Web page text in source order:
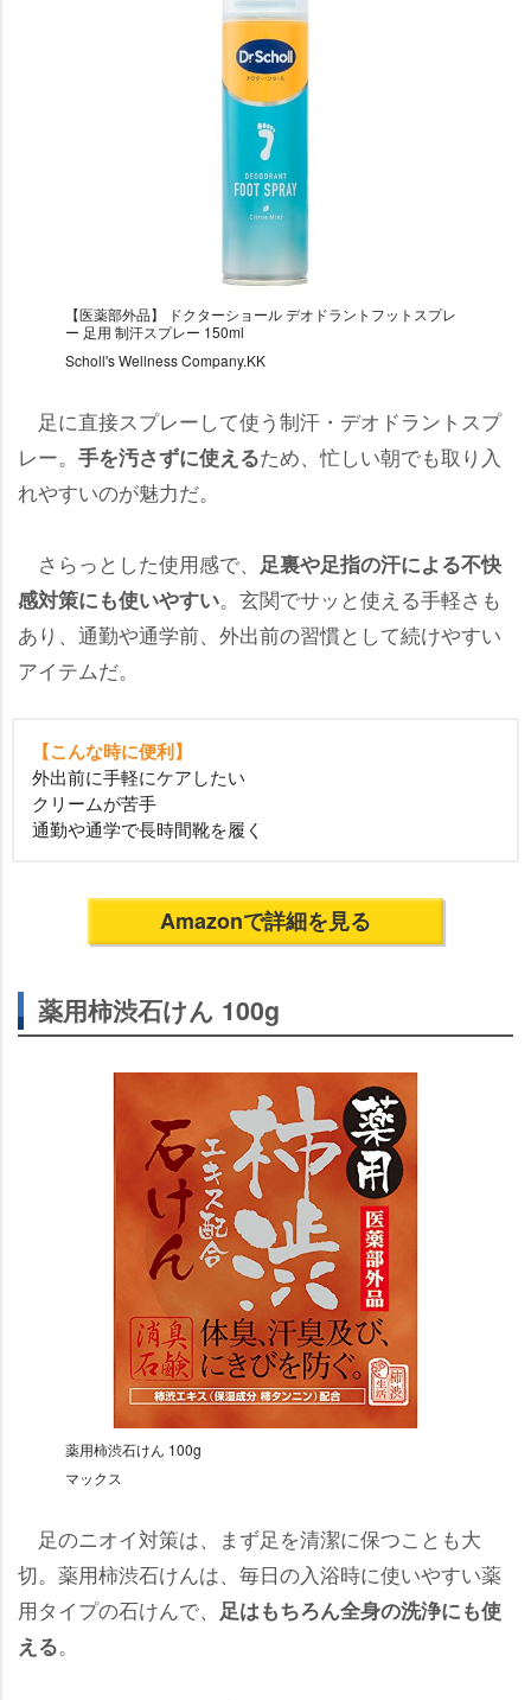
【医薬部外品】 ドクターショール デオドラントフットスプレ
ー 足用 制汗スプレー 150ml
Scholl's Wellness Company.KK
足に直接スプレーして使う制汗・デオドラントスプ
レー。 手を汚さずに使えるため、忙しい朝でも取り入
れやすいのが魅力だ。
さらっとした使用感で、 足裏や足指の汗による不快
感対策にも使いやすい。玄関でサッと使える手軽さも
あり、通勤や通学前、外出前の習慣として続けやすい
アイテムだ。
【こんな時に便利】
外出前に手軽にケアしたい
クリームが苦手
通勤や通学で長時間靴を履く
Amazonで詳細を見る
薬用柿渋石けん 100g
薬用柿渋石けん 100g
マックス
足のニオイ対策は、まず足を清潔に保つことも大
切。薬用柿渋石けんは、毎日の入浴時に使いやすい薬
用タイプの石けんで、 足はもちろん全身の洗浄にも使
える。